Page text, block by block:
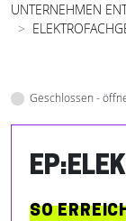
UNTERNEHMEN
Geschlossen -
SO